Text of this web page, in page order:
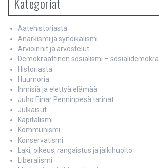
Aatehistoriasta
Anarkismi ja syndikalismi
Arvioinnit ja arvostelut
Demokraattinen sosialismi –
Historiasta
Huumoria
Ihmisiä ja elettyä elämää
Juho Einar Penninpesä tarinat
Julkaisut
Kapitalismi
Kommunismi
Konservatismi
Laki, oikeus, rangaistus ja jälkihuolto
Liberalismi